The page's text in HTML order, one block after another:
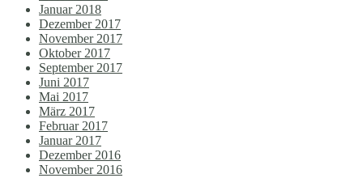
Januar 2018
Dezember 2017
November 2017
Oktober 2017
September 2017
Juni 2017
Mai 2017
März 2017
Februar 2017
Januar 2017
Dezember 2016
November 2016